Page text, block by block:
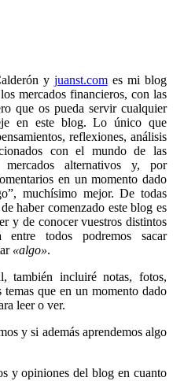
y juanst.comes mi blog
mercados financieros, con las
que os pueda servir cualquier
en este blog. Lo único que
reflexiones, análisis
con el mundo de las
mercados alternativos y, por
en un momento dado
muchísimo mejor. De todas
haber comenzado este blog es
y de conocer vuestros distintos
todos podremos sacar
«algo».
también incluiré notas, fotos,
que en un momento dado
leer o ver.
y si además aprendemos algo
y opiniones del blog en cuanto